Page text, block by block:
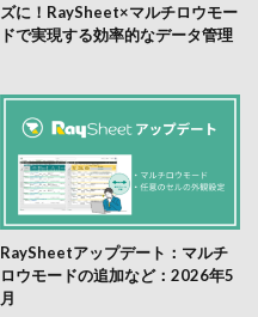
ズに！RaySheet×マルチロウモー
ドで実現する効率的なデータ管理
RaySheetアップデート：マルチ
ロウモードの追加など：2026年5
月